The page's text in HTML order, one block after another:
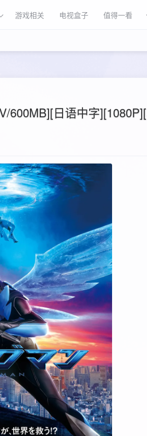
游戏相关 电视盒子 值得一看
600MB][日语中字